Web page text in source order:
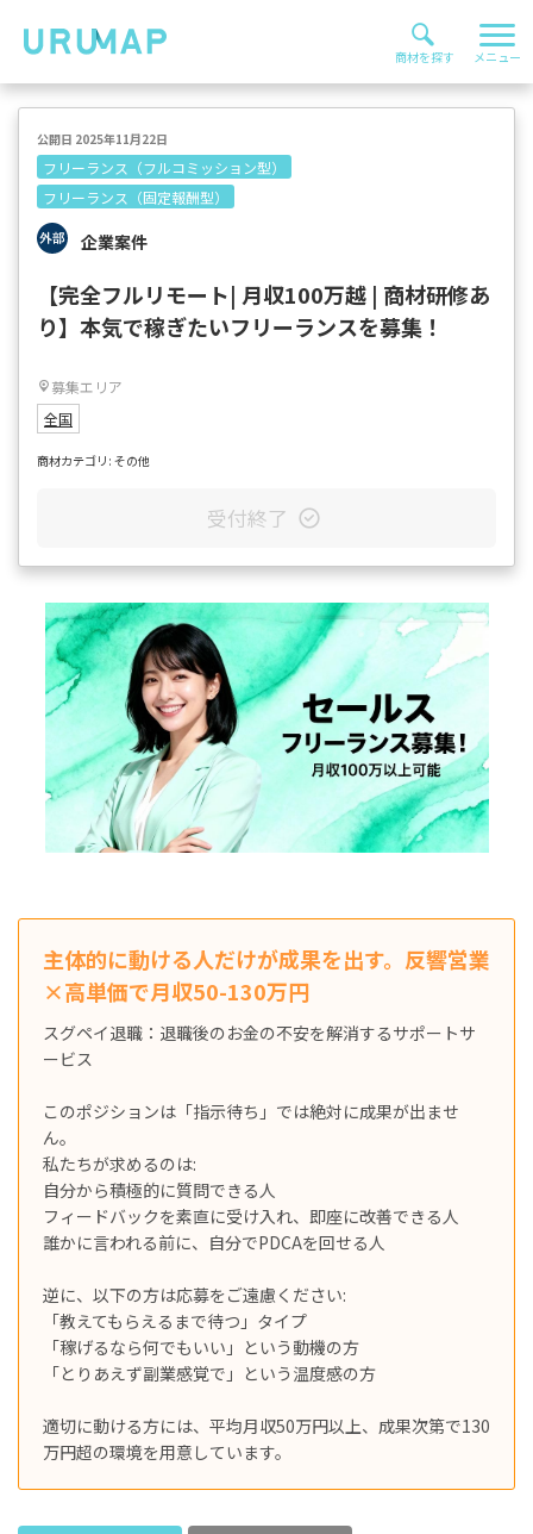
フリーランス（フルコミッション型）
フリーランス（固定報酬型）
企業案件
公開日 2025年11月22日
【完全フルリモート| 月収100万越 | 商材研修あ
り】本気で稼ぎたいフリーランスを募集！
募集エリア
全国
商材カテゴリ: その他
受付終了
主体的に動ける人だけが成果を出す。反響営業
×高単価で月収50-130万円
スグペイ退職：退職後のお金の不安を解消するサポートサ
ービス
このポジションは「指示待ち」では絶対に成果が出ませ
ん。
私たちが求めるのは:
自分から積極的に質問できる人
フィードバックを素直に受け入れ、即座に改善できる人
誰かに言われる前に、自分でPDCAを回せる人
逆に、以下の方は応募をご遠慮ください:
「教えてもらえるまで待つ」タイプ
「稼げるなら何でもいい」という動機の方
「とりあえず副業感覚で」という温度感の方
適切に動ける方には、平均月収50万円以上、成果次第で130
万円超の環境を用意しています。